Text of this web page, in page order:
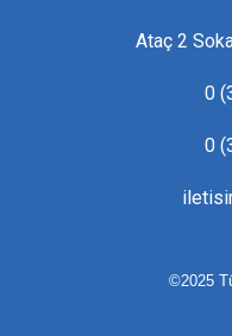
Ataç 2
0
0
©2025